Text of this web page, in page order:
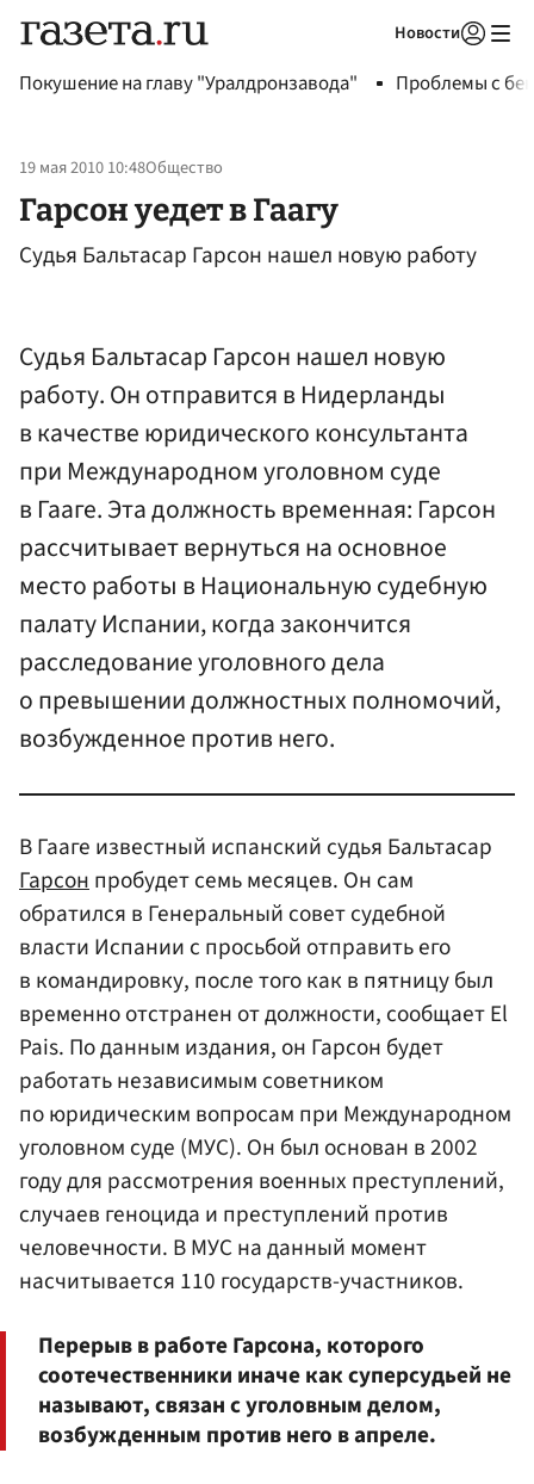
Новости
Покушение на главу "Уралдронзавода" Проблемы с
19 мая 2010 10:48Общество
Гарсон уедет в Гаагу
Судья Бальтасар Гарсон нашел новую работу
Судья Бальтасар Гарсон нашел новую
работу. Он отправится в Нидерланды
в качестве юридического консультанта
при Международном уголовном суде
в Гааге. Эта должность временная: Гарсон
рассчитывает вернуться на основное
место работы в Национальную судебную
палату Испании, когда закончится
расследование уголовного дела
о превышении должностных полномочий,
возбужденное против него.
В Гааге известный испанский судья Бальтасар
Гарсон пробудет семь месяцев. Он сам
обратился в Генеральный совет судебной
власти Испании с просьбой отправить его
в командировку, после того как в пятницу был
временно отстранен от должности, сообщает El
Pais. По данным издания, он Гарсон будет
работать независимым советником
по юридическим вопросам при Международном
уголовном суде (МУС). Он был основан в 2002
году для рассмотрения военных преступлений,
случаев геноцида и преступлений против
человечности. В МУС на данный момент
насчитывается 110 государств-участников.
Перерыв в работе Гарсона, которого
соотечественники иначе как суперсудьей не
называют, связан с уголовным делом,
возбужденным против него в апреле.